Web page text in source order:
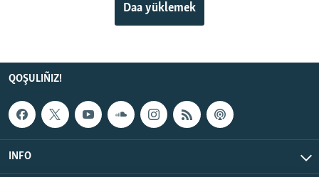
Daa yüklemek
QOŞULIÑIZ!
INFO